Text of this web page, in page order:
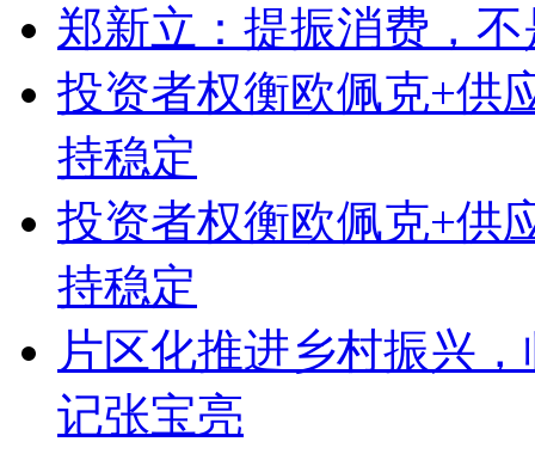
郑新立：提振消费，
投资者权衡欧佩克+供
持稳定
投资者权衡欧佩克+供
持稳定
片区化推进乡村振兴
记张宝亮